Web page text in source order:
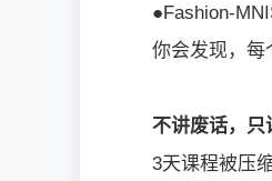
●Fashion-
你会发现，每
不讲废话，只
3天课程被压